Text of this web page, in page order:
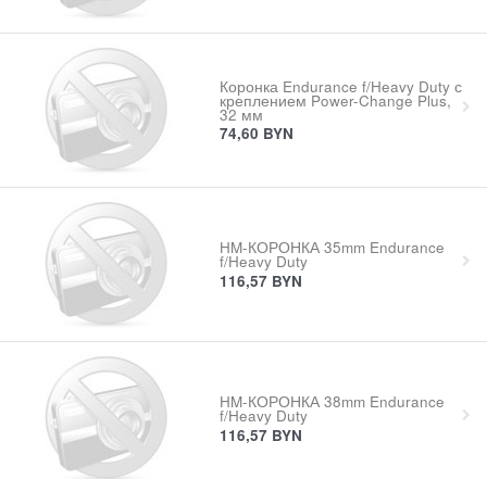
Коронка Endurance f/Heavy Duty с
креплением Power-Change Plus,
32 мм
74,60 BYN
HM-КОРОНКА 35mm Endurance
f/Heavy Duty
116,57 BYN
HM-КОРОНКА 38mm Endurance
f/Heavy Duty
116,57 BYN